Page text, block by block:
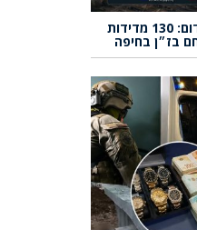
הבנזן שוב מעל הקו האדום: 130 מדידות
בז״ן בחיפה